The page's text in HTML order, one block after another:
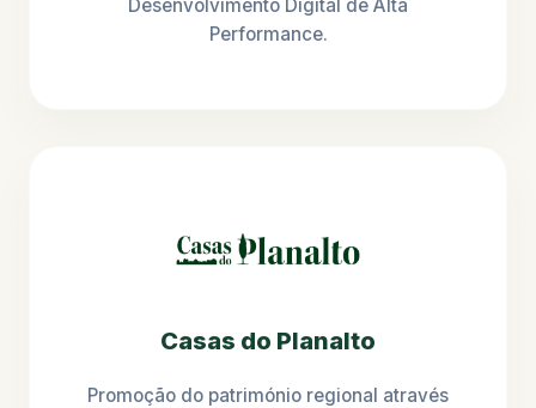
Desenvolvimento Digital de Alta
Performance.
Casas do Planalto
Promoção do património regional através